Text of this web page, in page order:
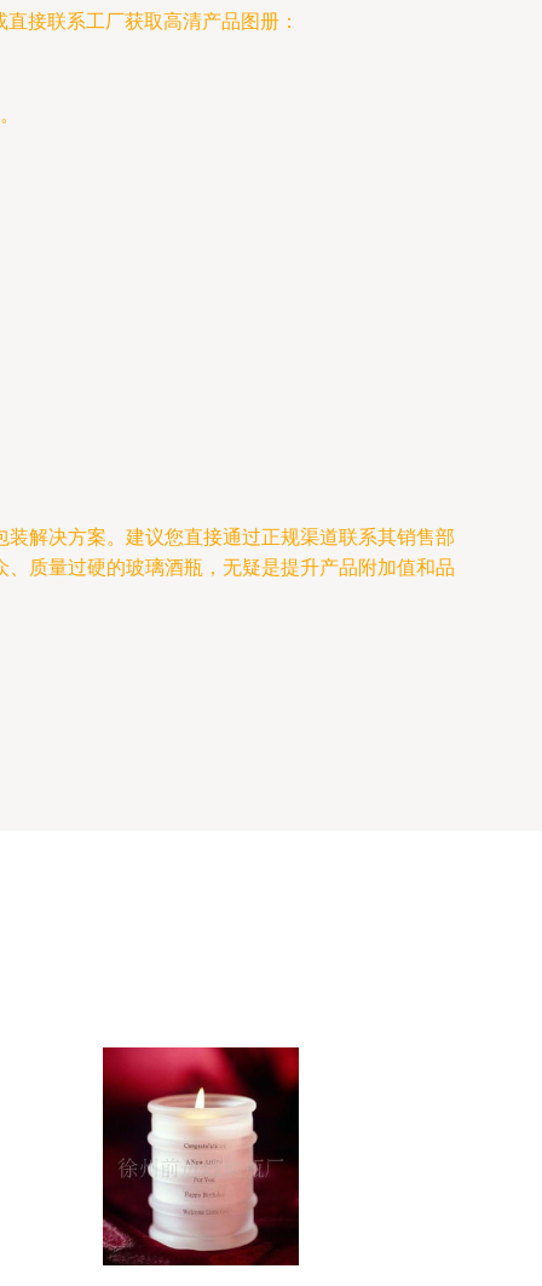
接联系工厂获取高清产品图册：
解决方案。建议您直接通过正规渠道联系其销售部
质量过硬的玻璃酒瓶，无疑是提升产品附加值和品